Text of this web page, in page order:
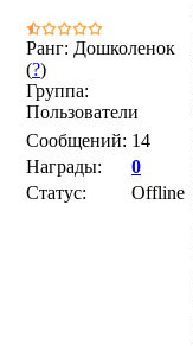
Ранг: Дошколенок
(?)
Группа:
Пользователи
Сообщений: 14
Награды:
0
Статус:
Offline